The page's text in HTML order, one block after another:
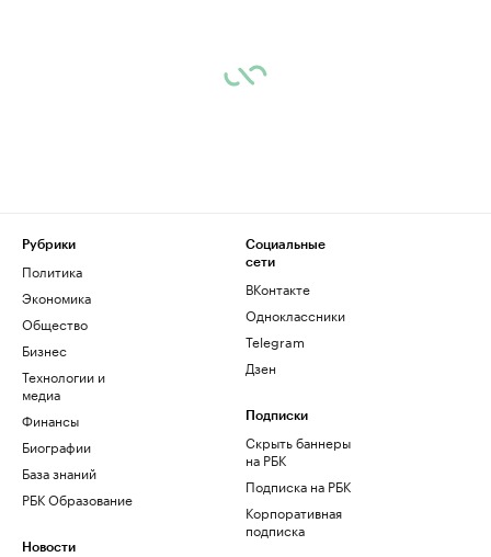
Рубрики
Политика
Экономика
Общество
Бизнес
Технологии и
медиа
Финансы
Биографии
База знаний
РБК Образование
Новости
Социальные
сети
ВКонтакте
Одноклассники
Telegram
Дзен
Подписки
Скрыть баннеры
на РБК
Подписка на РБК
Корпоративная
подписка